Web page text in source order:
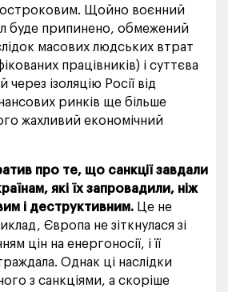
Щойно воєнний
буде припинено, обмежений
масових людських втрат
працівників) і суттєва
через ізоляцію Росії від
ринків ще більше
жахливий економічний
про те, що санкції завдали
які їх запровадили, ніж
і деструктивним. Це не
Європа не зіткнулася зі
цін на енергоносії, і її
Однак ці наслідки
з санкціями, а скоріше